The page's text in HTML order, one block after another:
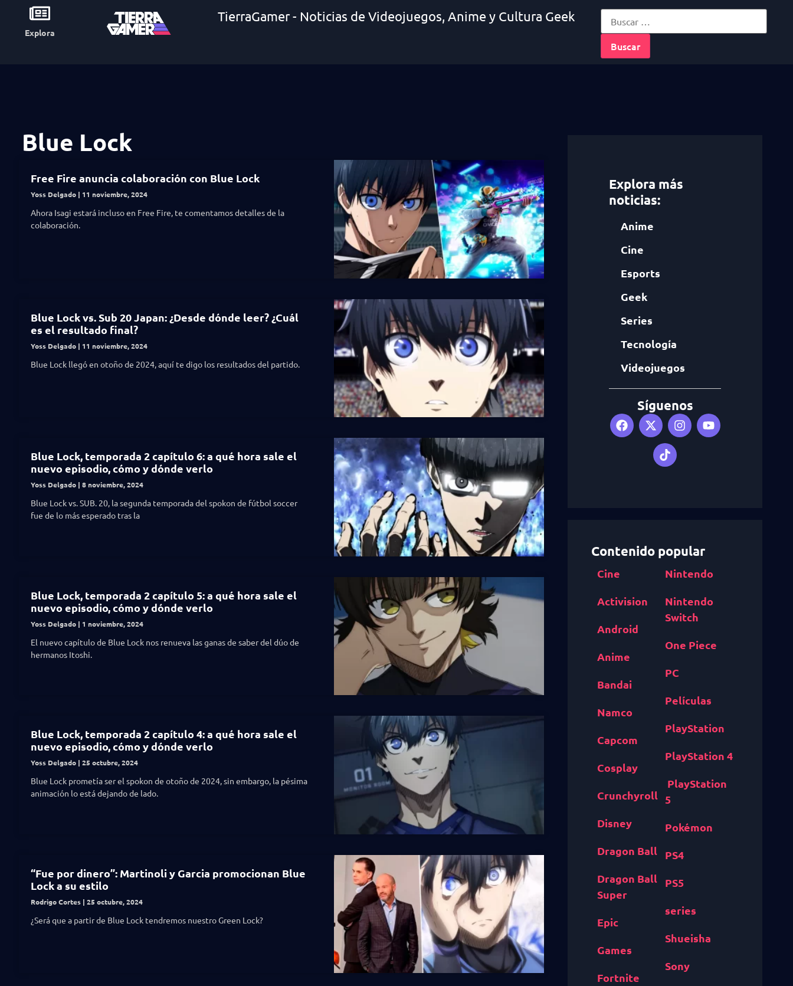
Explora
TierraGamer - Noticias de Videojuegos, Anime y Cultura Geek
Blue Lock
Free Fire anuncia colaboración con Blue Lock
Yoss Delgado 11 noviembre, 2024
Ahora Isagi estará incluso en Free Fire, te comentamos detalles de la
colaboración.
Blue Lock vs. Sub 20 Japan: ¿Desde dónde leer? ¿Cuál
es el resultado final?
Yoss Delgado 11 noviembre, 2024
Blue Lock llegó en otoño de 2024, aquí te digo los resultados del partido.
Blue Lock, temporada 2 capítulo 6: a qué hora sale el
nuevo episodio, cómo y dónde verlo
Yoss Delgado 8 noviembre, 2024
Blue Lock vs. SUB. 20, la segunda temporada del spokon de fútbol soccer
fue de lo más esperado tras la
Blue Lock, temporada 2 capítulo 5: a qué hora sale el
nuevo episodio, cómo y dónde verlo
Yoss Delgado 1 noviembre, 2024
El nuevo capítulo de Blue Lock nos renueva las ganas de saber del dúo de
hermanos Itoshi.
Blue Lock, temporada 2 capítulo 4: a qué hora sale el
nuevo episodio, cómo y dónde verlo
Yoss Delgado 25 octubre, 2024
Blue Lock prometía ser el spokon de otoño de 2024, sin embargo, la pésima
animación lo está dejando de lado.
“Fue por dinero”: Martinoli y Garcia promocionan Blue
Lock a su estilo
Rodrigo Cortes 25 octubre, 2024
¿Será que a partir de Blue Lock tendremos nuestro Green Lock?
Explora más
noticias:
Anime
Cine
Esports
Geek
Series
Tecnología
Videojuegos
Síguenos
Contenido popular
Cine
Activision
Android
Anime
Bandai
Namco
Capcom
Cosplay
Crunchyroll
Disney
Dragon Ball
Dragon Ball
Super
Epic
Games
Fortnite
Nintendo
Nintendo
Switch
One Piece
PC
Películas
PlayStation
PlayStation 4
PlayStation
5
Pokémon
PS4
PS5
series
Shueisha
Sony